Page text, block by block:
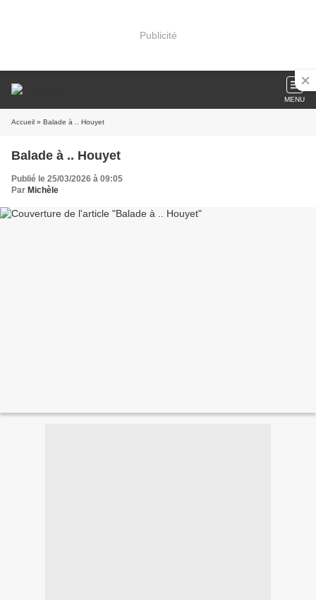
Publicité
MENU
Accueil » Balade à .. Houyet
Balade à .. Houyet
Publié le 25/03/2026 à 09:05
Par Michèle